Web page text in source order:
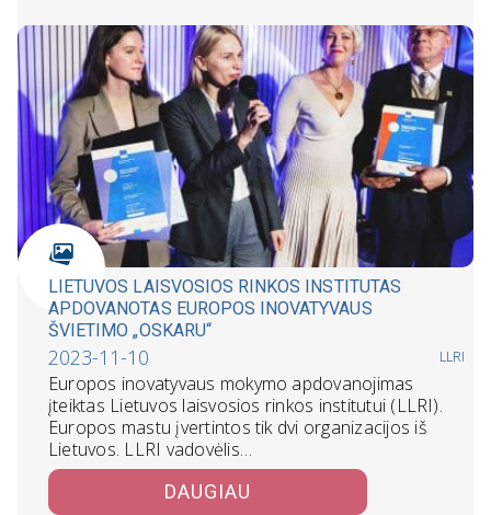
LIETUVOS LAISVOSIOS RINKOS INSTITUTAS
APDOVANOTAS EUROPOS INOVATYVAUS
ŠVIETIMO „OSKARU“
2023-11-10 LLRI
Europos inovatyvaus mokymo apdovanojimas
įteiktas Lietuvos laisvosios rinkos institutui (LLRI).
Europos mastu įvertintos tik dvi organizacijos iš
Lietuvos. LLRI vadovėlis…
DAUGIAU